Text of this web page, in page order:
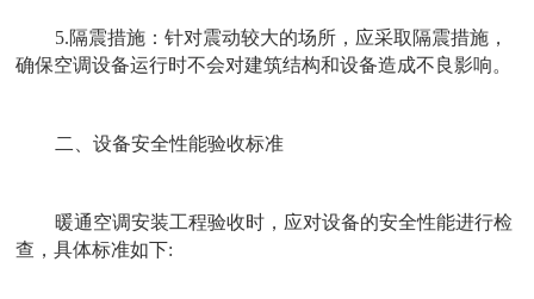
5.隔震措施：针对震动较大的场所，应采取隔震措施，
确保空调设备运行时不会对建筑结构和设备造成不良影响。
二、设备安全性能验收标准
暖通空调安装工程验收时，应对设备的安全性能进行检
查，具体标准如下: